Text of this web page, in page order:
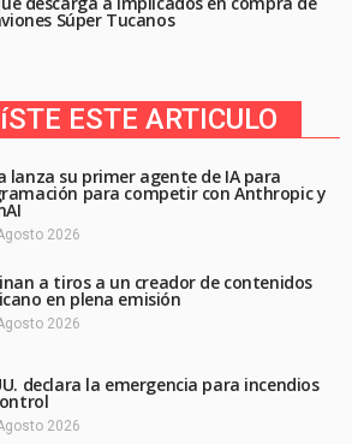
Súper Tucanos
ESTE ARTICULO
lanza su primer agente de IA para
para competir con Anthropic y
2026
a tiros a un creador de contenidos
en plena emisión
2026
declara la emergencia para incendios
2026